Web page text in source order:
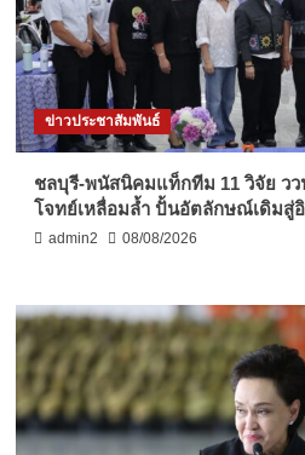
ข่าวประชาสัมพันธ์
ชลบุรี-พนัสนิคมแท็กทีม 11 วิจัย วว
โจทย์เหลื่อมล้ำ ปั้นอัตลักษณ์เดิมสู่
admin2 08/08/2026